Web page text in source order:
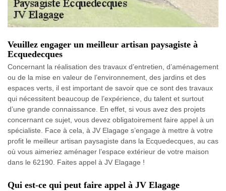
Veuillez engager un meilleur artisan paysagiste à
Ecquedecques
Concernant la réalisation des travaux d’entretien, d’aménagement
ou de la mise en valeur de l’environnement, des jardins et des
espaces verts, il est important de savoir que ce sont des travaux
qui nécessitent beaucoup de l’expérience, du talent et surtout
d’une grande connaissance. En effet, si vous avez des projets
concernant ce sujet, vous devez obligatoirement faire appel à un
spécialiste. Face à cela, à JV Elagage s’engage à mettre à votre
profit le meilleur artisan paysagiste dans la Ecquedecques, au cas
où vous aimeriez aménager l’espace extérieur de votre maison
dans le 62190. Faites appel à JV Elagage !
Qui est-ce qui peut faire appel à JV Elagage